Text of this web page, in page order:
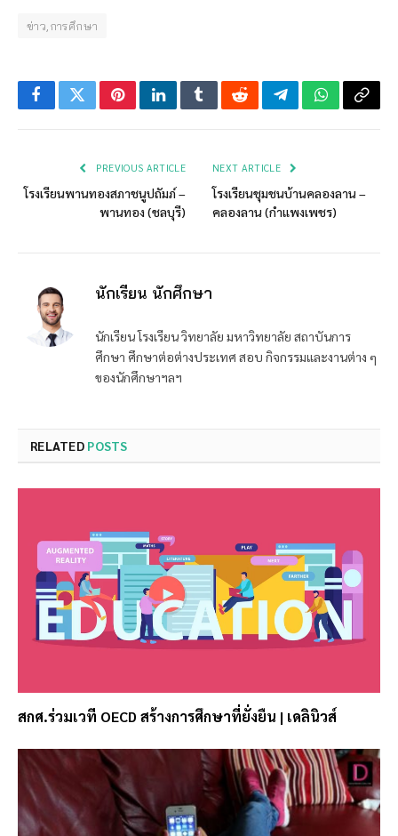
ข่าว,การศึกษา
FacebookTwitterPinterestLinkedInTumblrRedditTelegramWhatsApp
Copy
PREVIOUS ARTICLE
โรงเรียนพานทองสภาชนูปถัมภ์ –
พานทอง (ชลบุรี)
NEXT ARTICLE
โรงเรียนชุมชนบ้านคลองลาน –
คลองลาน (กำแพงเพชร)
นักเรียน นักศึกษา
นักเรียน โรงเรียน วิทยาลัย มหาวิทยาลัย สถาบันการ
ศึกษา ศึกษาต่อต่างประเทศ สอบ กิจกรรมและงานต่าง ๆ
ของนักศึกษาฯลฯ
RELATED POSTS
สกศ.ร่วมเวที OECD สร้างการศึกษาที่ยั่งยืน | เดลินิวส์